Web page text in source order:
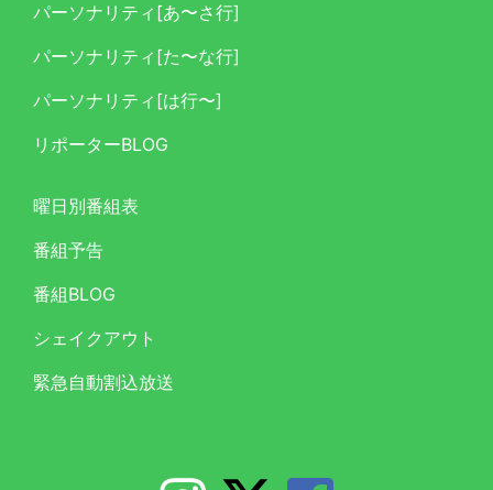
パーソナリティ[あ〜さ行]
パーソナリティ[た〜な行]
パーソナリティ[は行〜]
リポーターBLOG
曜日別番組表
番組予告
番組BLOG
シェイクアウト
緊急自動割込放送